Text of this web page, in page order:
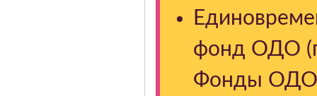
фонд ОДО
Фонды ОДО